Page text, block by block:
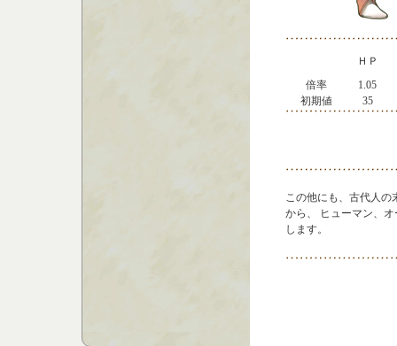
ＨＰ
倍率
1.05
初期値
35
この他にも、古代人の
から、 ヒューマン、
します。